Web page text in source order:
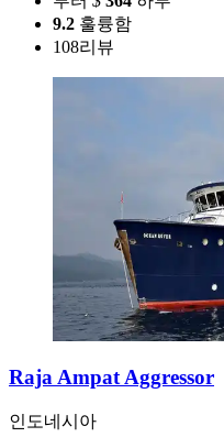
9.2 훌륭함
108리뷰
Raja Ampat Aggressor
인도네시아